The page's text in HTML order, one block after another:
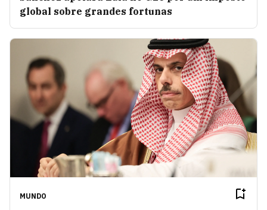
global sobre grandes fortunas
MUNDO